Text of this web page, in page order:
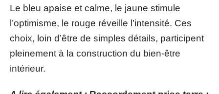
Le bleu apaise et calme, le jaune stimule
l’optimisme, le rouge réveille l’intensité. Ces
choix, loin d’être de simples détails, participent
pleinement à la construction du bien-être
intérieur.